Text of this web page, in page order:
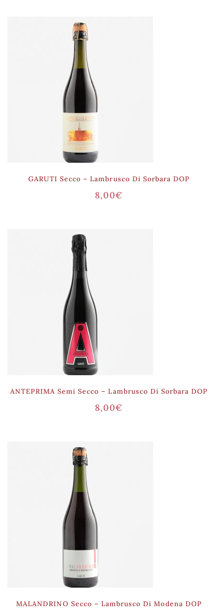
GARUTI Secco – Lambrusco Di Sorbara DOP
8,00€
ANTEPRIMA Semi Secco – Lambrusco Di Sorbara DOP
8,00€
MALANDRINO Secco – Lambrusco Di Modena DOP